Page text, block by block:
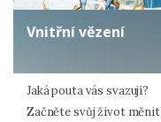
Vnitřní vězení
Jaká pouta vás svazují?
Začněte svůj život měnit